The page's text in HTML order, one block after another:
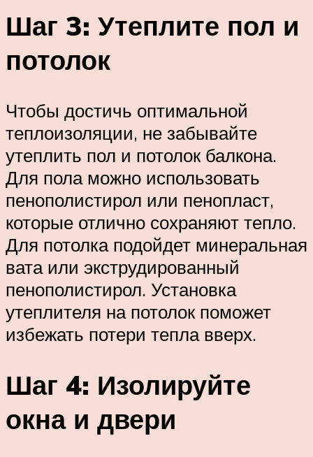
Шаг 3: Утеплите пол и
потолок
Чтобы достичь оптимальной
теплоизоляции, не забывайте
утеплить пол и потолок балкона.
Для пола можно использовать
пенополистирол или пенопласт,
которые отлично сохраняют тепло.
Для потолка подойдет минеральная
вата или экструдированный
пенополистирол. Установка
утеплителя на потолок поможет
избежать потери тепла вверх.
Шаг 4: Изолируйте
окна и двери